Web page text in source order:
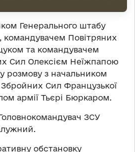
Генерального штабу
Повітряних
та командувачем
Сил Олексієм Неїжпапою
розмову з начальником
Сил Французької
армії Тьєрі Бюркаром.
ЗСУ
обстановку